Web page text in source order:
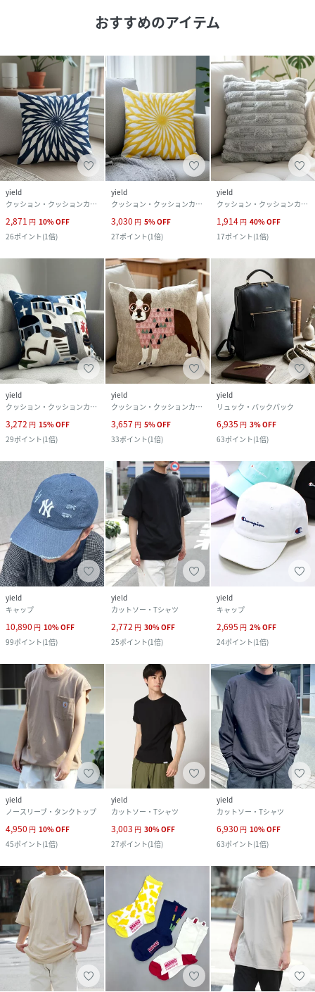
おすすめのアイテム
yield
クッション・クッションカバー
2,871 円 10%OFF
26ポイント(1倍)
yield
クッション・クッションカバー
3,030 円 5%OFF
27ポイント(1倍)
yield
クッション・クッションカバー
1,914 円 40%OFF
17ポイント(1倍)
yield
クッション・クッションカバー
3,272 円 15%OFF
29ポイント(1倍)
yield
クッション・クッションカバー
3,657 円 5%OFF
33ポイント(1倍)
yield
リュック・バックパック
6,935 円 3%OFF
63ポイント(1倍)
yield
キャップ
10,890 円 10%OFF
99ポイント(1倍)
yield
カットソー・Tシャツ
2,772 円 30%OFF
25ポイント(1倍)
yield
キャップ
2,695 円 2%OFF
24ポイント(1倍)
yield
ノースリーブ・タンクトップ
4,950 円 10%OFF
45ポイント(1倍)
yield
カットソー・Tシャツ
3,003 円 30%OFF
27ポイント(1倍)
yield
カットソー・Tシャツ
6,930 円 10%OFF
63ポイント(1倍)